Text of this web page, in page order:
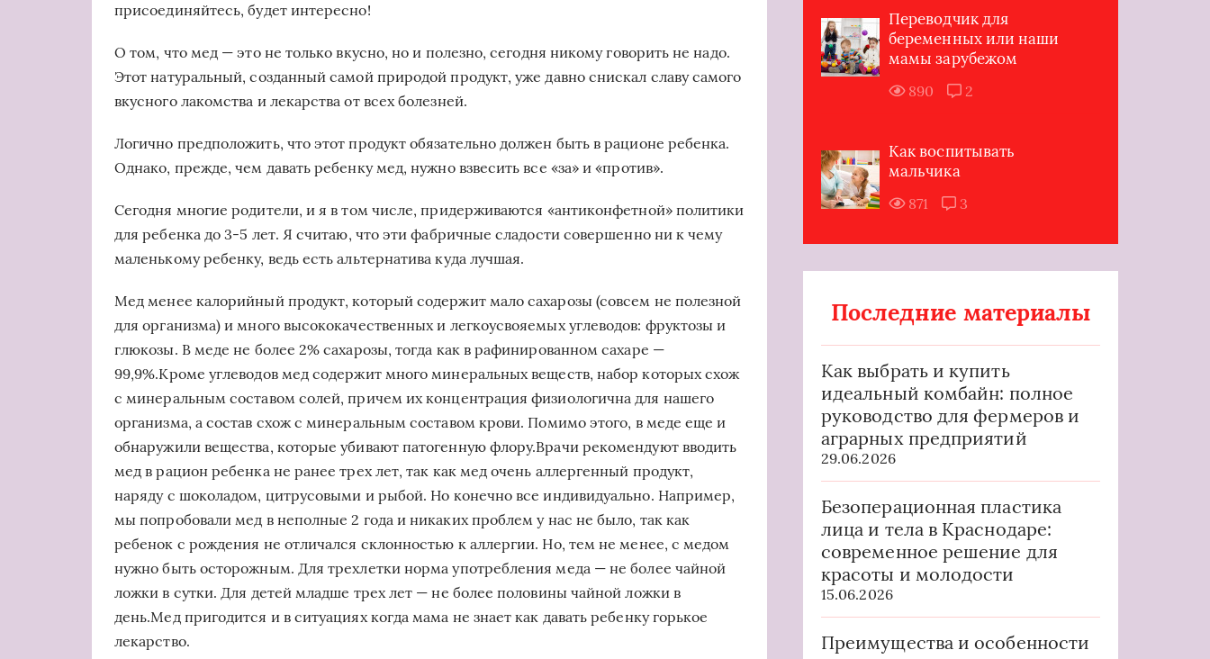
присоединяйтесь, будет интересно!
О том, что мед — это не только вкусно, но и полезно, сегодня никому говорить не надо.
Этот натуральный, созданный самой природой продукт, уже давно снискал славу самого
вкусного лакомства и лекарства от всех болезней.
Логично предположить, что этот продукт обязательно должен быть в рационе ребенка.
Однако, прежде, чем давать ребенку мед, нужно взвесить все «за» и «против».
Сегодня многие родители, и я в том числе, придерживаются «антиконфетной» политики
для ребенка до 3-5 лет. Я считаю, что эти фабричные сладости совершенно ни к чему
маленькому ребенку, ведь есть альтернатива куда лучшая.
Мед менее калорийный продукт, который содержит мало сахарозы (совсем не полезной
для организма) и много высококачественных и легкоусвояемых углеводов: фруктозы и
глюкозы. В меде не более 2% сахарозы, тогда как в рафинированном сахаре —
99,9%.Кроме углеводов мед содержит много минеральных веществ, набор которых схож
с минеральным составом солей, причем их концентрация физиологична для нашего
организма, а состав схож с минеральным составом крови. Помимо этого, в меде еще и
обнаружили вещества, которые убивают патогенную флору.Врачи рекомендуют вводить
мед в рацион ребенка не ранее трех лет, так как мед очень аллергенный продукт,
наряду с шоколадом, цитрусовыми и рыбой. Но конечно все индивидуально. Например,
мы попробовали мед в неполные 2 года и никаких проблем у нас не было, так как
ребенок с рождения не отличался склонностью к аллергии. Но, тем не менее, с медом
нужно быть осторожным. Для трехлетки норма употребления меда — не более чайной
ложки в сутки. Для детей младше трех лет — не более половины чайной ложки в
день.Мед пригодится и в ситуациях когда мама не знает как давать ребенку горькое
лекарство.
Переводчик для
беременных или наши
мамы зарубежом
890 2
Как воспитывать
мальчика
871 3
Последние материалы
Как выбрать и купить
идеальный комбайн: полное
руководство для фермеров и
аграрных предприятий
29.06.2026
Безоперационная пластика
лица и тела в Краснодаре:
современное решение для
красоты и молодости
15.06.2026
Преимущества и особенности